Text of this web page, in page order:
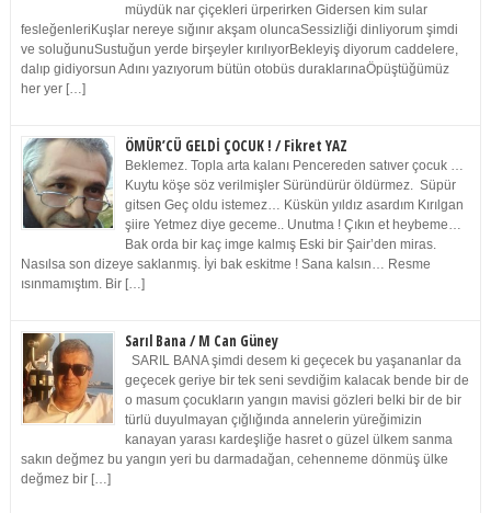
müydük nar çiçekleri ürperirken Gidersen kim sular
fesleğenleriKuşlar nereye sığınır akşam oluncaSessizliği dinliyorum şimdi
ve soluğunuSustuğun yerde birşeyler kırılıyorBekleyiş diyorum caddelere,
dalıp gidiyorsun Adını yazıyorum bütün otobüs duraklarınaÖpüştüğümüz
her yer […]
ÖMÜR’CÜ GELDİ ÇOCUK ! / Fikret YAZ
Beklemez. Topla arta kalanı Pencereden satıver çocuk …
Kuytu köşe söz verilmişler Süründürür öldürmez. Süpür
gitsen Geç oldu istemez… Küskün yıldız asardım Kırılgan
şiire Yetmez diye geceme.. Unutma ! Çıkın et heybeme…
Bak orda bir kaç imge kalmış Eski bir Şair’den miras.
Nasılsa son dizeye saklanmış. İyi bak eskitme ! Sana kalsın… Resme
ısınmamıştım. Bir […]
Sarıl Bana / M Can Güney
SARIL BANA şimdi desem ki geçecek bu yaşananlar da
geçecek geriye bir tek seni sevdiğim kalacak bende bir de
o masum çocukların yangın mavisi gözleri belki bir de bir
türlü duyulmayan çığlığında annelerin yüreğimizin
kanayan yarası kardeşliğe hasret o güzel ülkem sanma
sakın değmez bu yangın yeri bu darmadağan, cehenneme dönmüş ülke
değmez bir […]